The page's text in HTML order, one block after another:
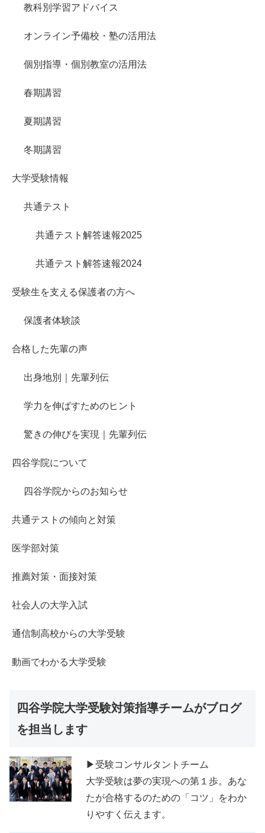
教科別学習アドバイス
オンライン予備校・塾の活用法
個別指導・個別教室の活用法
春期講習
夏期講習
冬期講習
大学受験情報
共通テスト
共通テスト解答速報2025
共通テスト解答速報2024
受験生を支える保護者の方へ
保護者体験談
合格した先輩の声
出身地別｜先輩列伝
学力を伸ばすためのヒント
驚きの伸びを実現｜先輩列伝
四谷学院について
四谷学院からのお知らせ
共通テストの傾向と対策
医学部対策
推薦対策・面接対策
社会人の大学入試
通信制高校からの大学受験
動画でわかる大学受験
四谷学院大学受験対策指導チームがブログ
を担当します
▶受験コンサルタントチーム
大学受験は夢の実現への第１歩。あな
たが合格するのための「コツ」をわか
りやすく伝えます。